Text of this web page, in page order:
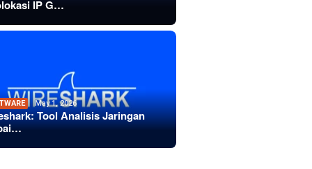
IP G…
May 1, 2026
Tool Analisis Jaringan